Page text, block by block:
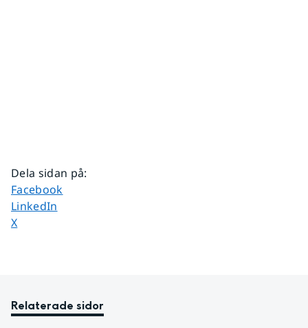
Dela sidan på:
Dela sidan på
Facebook
Dela sidan på
LinkedIn
Dela sidan på
X
Relaterade sidor